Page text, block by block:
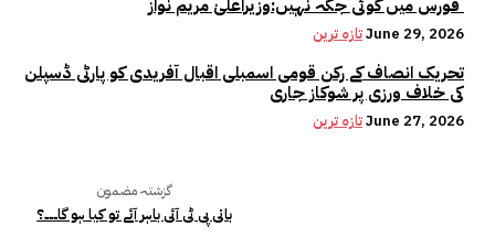
تازہ ترینJune 29, 2026
تحریک انصاف کے رکن قومی اسمبلی اقبال آفریدی کو پارٹی ڈسپلن
کی خلاف ورزی پر شوکاز جاری
تازہ ترینJune 27, 2026
گزشتہ مضمون
بانی پی ٹی آئی باہر آئے تو کیا ہو گا۔۔۔؟